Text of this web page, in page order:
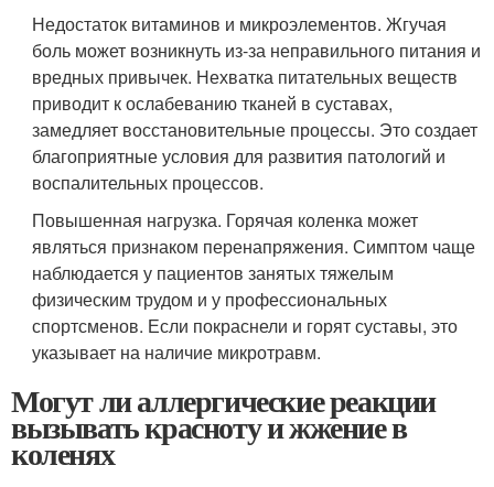
Недостаток витаминов и микроэлементов. Жгучая
боль может возникнуть из-за неправильного питания и
вредных привычек. Нехватка питательных веществ
приводит к ослабеванию тканей в суставах,
замедляет восстановительные процессы. Это создает
благоприятные условия для развития патологий и
воспалительных процессов.
Повышенная нагрузка. Горячая коленка может
являться признаком перенапряжения. Симптом чаще
наблюдается у пациентов занятых тяжелым
физическим трудом и у профессиональных
спортсменов. Если покраснели и горят суставы, это
указывает на наличие микротравм.
Могут ли аллергические реакции
вызывать красноту и жжение в
коленях